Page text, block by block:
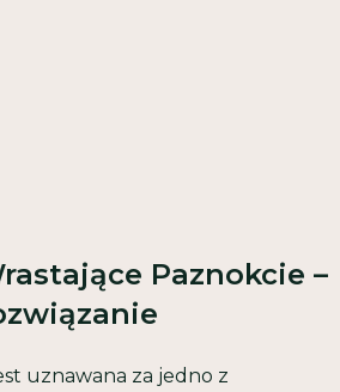
Paznokcie –
uznawana za jedno z